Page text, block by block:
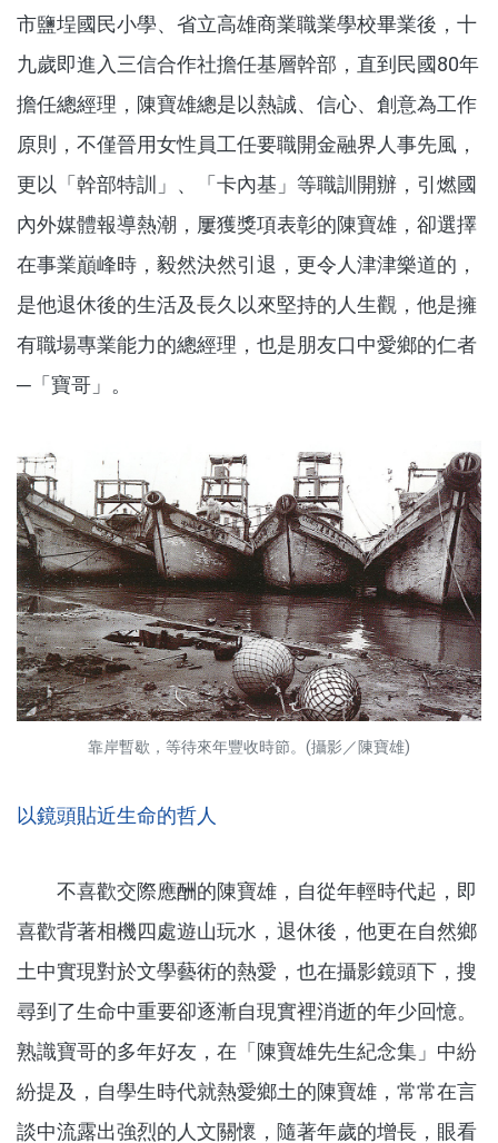
市鹽埕國民小學、省立高雄商業職業學校畢業後，十
九歲即進入三信合作社擔任基層幹部，直到民國80年
擔任總經理，陳寶雄總是以熱誠、信心、創意為工作
原則，不僅晉用女性員工任要職開金融界人事先風，
更以「幹部特訓」、「卡內基」等職訓開辦，引燃國
內外媒體報導熱潮，屢獲獎項表彰的陳寶雄，卻選擇
在事業巔峰時，毅然決然引退，更令人津津樂道的，
是他退休後的生活及長久以來堅持的人生觀，他是擁
有職場專業能力的總經理，也是朋友口中愛鄉的仁者
─「寶哥」。
靠岸暫歇，等待來年豐收時節。(攝影／陳寶雄)
以鏡頭貼近生命的哲人
不喜歡交際應酬的陳寶雄，自從年輕時代起，即
喜歡背著相機四處遊山玩水，退休後，他更在自然鄉
土中實現對於文學藝術的熱愛，也在攝影鏡頭下，搜
尋到了生命中重要卻逐漸自現實裡消逝的年少回憶。
熟識寶哥的多年好友，在「陳寶雄先生紀念集」中紛
紛提及，自學生時代就熱愛鄉土的陳寶雄，常常在言
談中流露出強烈的人文關懷，隨著年歲的增長，眼看